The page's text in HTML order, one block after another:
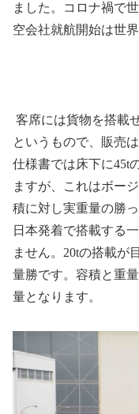
ました。コロナ禍で
空会社就航開始は世界
客席には貨物を搭載
というもので、販売は
仕様書では床下に45t
ますが、これはボー
積に対し実重量の勝
日本発着で搭載する
ません。 20tの搭載が
量勝です。容積と重
量となります。